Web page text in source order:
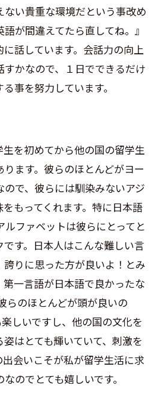
い貴重な環境だという事改め
が間違えてたら直してね。』
話しています。会話力の向上
すかなので、１日でできるだけ
事を努力しています。
を初めてから他の国の留学生
ます。彼らのほとんどがヨー
で、彼らには馴染みないアジ
もってくれます。特に日本語
ファベットは彼らにとってと
す。日本人はこんな難しい言
りに思った方が良いよ！とみ
一言語が日本語で良かったな
らのほとんどが頭が良いの
しいですし、他の国の文化を
はとても輝いていて、刺激を
会いこそが私が留学生活に求
のでとても嬉しいです。